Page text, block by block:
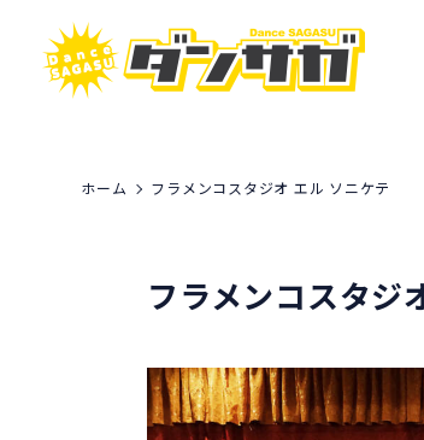
ホーム フラメンコスタジオ エル ソニケテ
フラメンコスタジ